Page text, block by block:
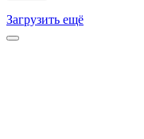
Загрузить ещё